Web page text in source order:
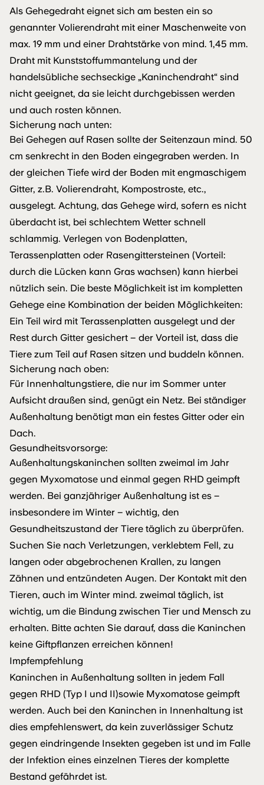
Als Gehegedraht eignet sich am besten ein so
genannter Volierendraht mit einer Maschenweite von
max. 19 mm und einer Drahtstärke von mind. 1,45 mm.
Draht mit Kunststoffummantelung und der
handelsübliche sechseckige „Kaninchendraht“ sind
nicht geeignet, da sie leicht durchgebissen werden
und auch rosten können.
Sicherung nach unten:
Bei Gehegen auf Rasen sollte der Seitenzaun mind. 50
cm senkrecht in den Boden eingegraben werden. In
der gleichen Tiefe wird der Boden mit engmaschigem
Gitter, z.B. Volierendraht, Kompostroste, etc.,
ausgelegt. Achtung, das Gehege wird, sofern es nicht
überdacht ist, bei schlechtem Wetter schnell
schlammig. Verlegen von Bodenplatten,
Terassenplatten oder Rasengittersteinen (Vorteil:
durch die Lücken kann Gras wachsen) kann hierbei
nützlich sein. Die beste Möglichkeit ist im kompletten
Gehege eine Kombination der beiden Möglichkeiten:
Ein Teil wird mit Terassenplatten ausgelegt und der
Rest durch Gitter gesichert – der Vorteil ist, dass die
Tiere zum Teil auf Rasen sitzen und buddeln können.
Sicherung nach oben:
Für Innenhaltungstiere, die nur im Sommer unter
Aufsicht draußen sind, genügt ein Netz. Bei ständiger
Außenhaltung benötigt man ein festes Gitter oder ein
Dach.
Gesundheitsvorsorge:
Außenhaltungskaninchen sollten zweimal im Jahr
gegen Myxomatose und einmal gegen RHD geimpft
werden. Bei ganzjähriger Außenhaltung ist es –
insbesondere im Winter – wichtig, den
Gesundheitszustand der Tiere täglich zu überprüfen.
Suchen Sie nach Verletzungen, verklebtem Fell, zu
langen oder abgebrochenen Krallen, zu langen
Zähnen und entzündeten Augen. Der Kontakt mit den
Tieren, auch im Winter mind. zweimal täglich, ist
wichtig, um die Bindung zwischen Tier und Mensch zu
erhalten. Bitte achten Sie darauf, dass die Kaninchen
keine Giftpflanzen erreichen können!
Impfempfehlung
Kaninchen in Außenhaltung sollten in jedem Fall
gegen RHD (Typ I und II)sowie Myxomatose geimpft
werden. Auch bei den Kaninchen in Innenhaltung ist
dies empfehlenswert, da kein zuverlässiger Schutz
gegen eindringende Insekten gegeben ist und im Falle
der Infektion eines einzelnen Tieres der komplette
Bestand gefährdet ist.